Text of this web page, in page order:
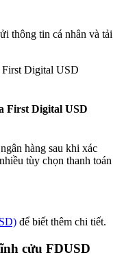
thông tin cá nhân và tải
First Digital USD
hàng sau khi xác
tùy chọn thanh toán
để biết thêm chi tiết.
cửu FDUSD